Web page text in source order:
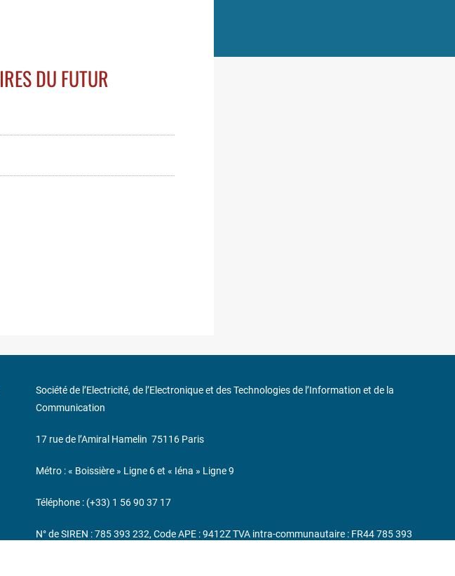
DU FUTUR
Société de l’Electricité, de l’Electronique et des Technologies de l’Information et de la
Communication
17 rue de l’Amiral Hamelin 75116 Paris
Métro : « Boissière » Ligne 6 et « Iéna » Ligne 9
Téléphone : (+33) 1 56 90 37 17
N° de SIREN : 785 393 232, Code APE : 9412Z TVA intra-communautaire : FR44 785 393